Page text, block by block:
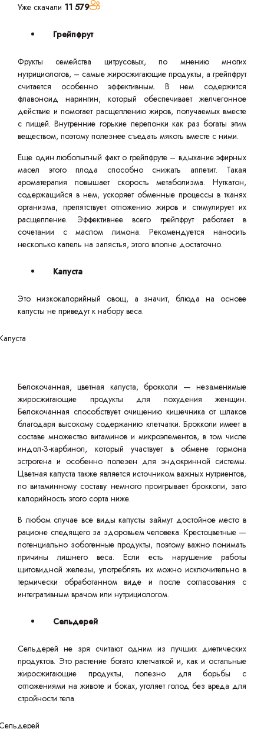
Уже скачали 11 579
Грейпфрут
Фрукты семейства цитрусовых, по мнению многих
нутрициологов, – самые жиросжигающие продукты, а грейпфрут
считается особенно эффективным. В нем содержится
флавоноид нарингин, который обеспечивает желчегонное
действие и помогает расщеплению жиров, получаемых вместе
с пищей. Внутренние горькие перепонки как раз богаты этим
веществом, поэтому полезнее съедать мякоть вместе с ними.
Еще один любопытный факт о грейпфруте – вдыхание эфирных
масел этого плода способно снижать аппетит. Такая
ароматерапия повышает скорость метаболизма. Нуткатон,
содержащийся в нем, ускоряет обменные процессы в тканях
организма, препятствует отложению жиров и стимулирует их
расщепление. Эффективнее всего грейпфрут работает в
сочетании с маслом лимона. Рекомендуется наносить
несколько капель на запястья, этого вполне достаточно.
Капуста
Это низкокалорийный овощ, а значит, блюда на основе
капусты не приведут к набору веса.
Белокочанная, цветная капуста, брокколи — незаменимые
жиросжигающие продукты для похудения женщин.
Белокочанная способствует очищению кишечника от шлаков
благодаря высокому содержанию клетчатки. Брокколи имеет в
составе множество витаминов и микроэлементов, в том числе
индол-3-карбинол, который участвует в обмене гормона
эстрогена и особенно полезен для эндокринной системы.
Цветная капуста также является источником важных нутриентов,
по витаминному составу немного проигрывает брокколи, зато
калорийность этого сорта ниже.
В любом случае все виды капусты займут достойное место в
рационе следящего за здоровьем человека. Крестоцветные —
потенциально зобогенные продукты, поэтому важно понимать
причины лишнего веса. Если есть нарушение работы
щитовидной железы, употреблять их можно исключительно в
термически обработанном виде и после согласования с
интегративным врачом или нутрициологом.
Сельдерей
Сельдерей не зря считают одним из лучших диетических
продуктов. Это растение богато клетчаткой и, как и остальные
жиросжигающие продукты, полезно для борьбы с
отложениями на животе и боках, утоляет голод без вреда для
стройности тела.